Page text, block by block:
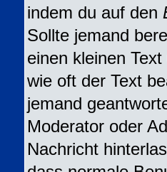
indem du auf den
Sollte jemand
einen kleinen
wie oft der Text
jemand
Moderator oder
Nachricht